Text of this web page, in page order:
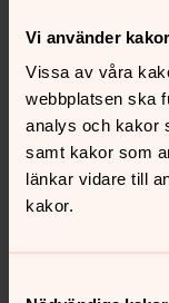
Vi använder kakor
Vissa av våra
webbplatsen ska
analys och kakor
samt kakor som
länkar vidare till
kakor.